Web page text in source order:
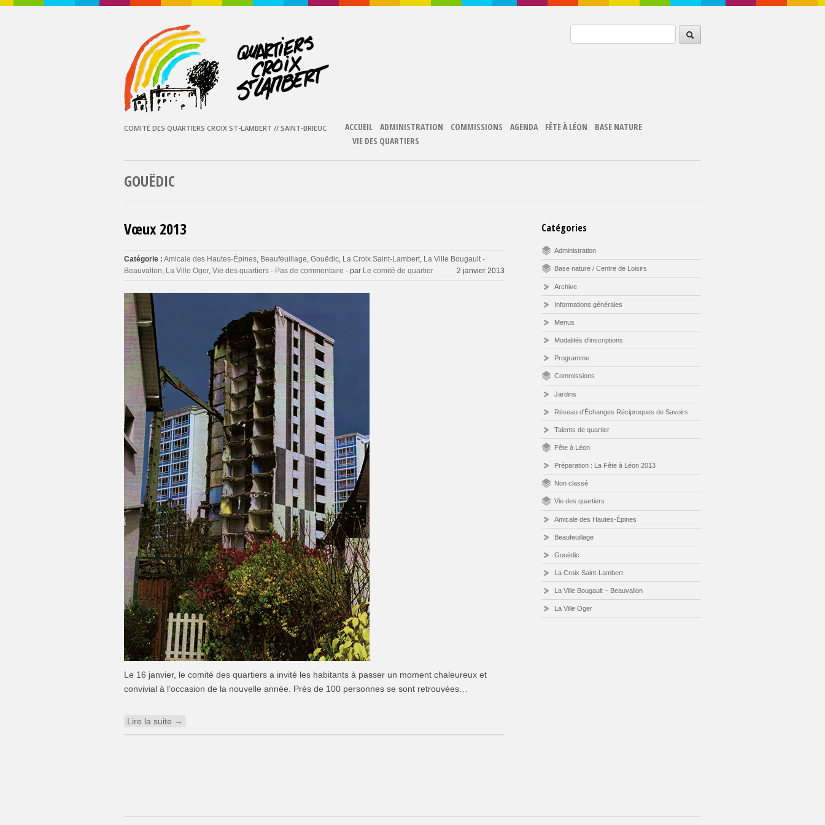
COMITÉ DES QUARTIERS CROIX ST-LAMBERT // SAINT-BRIEUC ACCUEIL ADMINISTRATION COMMISSIONS AGENDA FÊTE À LÉON
BASE NATURE
VIE DES QUARTIERS
GOUËDIC
Vœux 2013
Catégorie : Amicale des Hautes-Épines, Beaufeuillage, Gouëdic, La Croix Saint-Lambert, La Ville Bougault -
Beauvallon, La Ville Oger, Vie des quartiers · Pas de commentaire · par Le comité de quartier 2 janvier 2013
Le 16 janvier, le comité des quartiers a invité les habitants à passer un moment chaleureux et
convivial à l’occasion de la nouvelle année. Près de 100 personnes se sont retrouvées…
Lire la suite →
Catégories
Administration
Base nature / Centre de Loisirs
Archive
Informations générales
Menus
Modalités d'inscriptions
Programme
Commissions
Jardins
Réseau d'Échanges Réciproques de Savoirs
Talents de quartier
Fête à Léon
Préparation : La Fête à Léon 2013
Non classé
Vie des quartiers
Amicale des Hautes-Épines
Beaufeuillage
Gouëdic
La Croix Saint-Lambert
La Ville Bougault – Beauvallon
La Ville Oger